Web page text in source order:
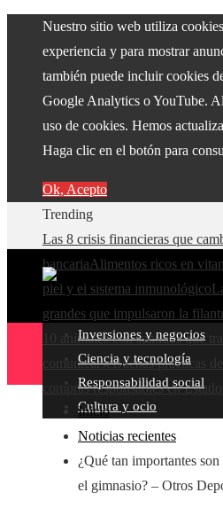
Nuestro sitio web utiliza
experiencia y para mostrar
también puede incluir cookies
Google Analytics o YouTube.
uso de cookies. Hemos
Haga clic en el botón para
Ok, Acepto
Trending
Las 8 crisis financieras que
bancariaAlimentos ricos en
piel y el sistema inmunológico
grandes que impulsaron la
10 animales con sentidos que
comunicarseBuenas prácticas
compras responsables en
Inversiones y negocios
Ciencia y tecnología
Responsabilidad social
Cultura y ocio
Inicio
Noticias recientes
¿Qué tan importantes
el gimnasio? – Otros